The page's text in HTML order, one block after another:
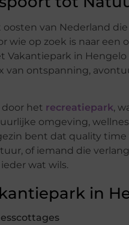
van Nederland
wie op zoek is naar
Vakantiepark in
ontspanning,
het recreatiepark,
omgeving,
bent dat quality
of iemand die
wat wils.
in